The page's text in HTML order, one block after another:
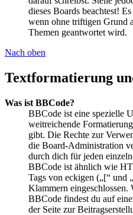
dieses Boards beachtest!
wenn ohne triftigen Grund
Themen geantwortet wird.
Nach oben
Textformatierung
Was ist BBCode?
BBCode ist eine spezielle
weitreichende
gibt. Die Rechte zur
die Board-Administration
durch dich für jeden
BBCode ist ähnlich wie
Tags von eckigen („[“ und
Klammern eingeschlossen.
BBCode findest du auf
der Seite zur